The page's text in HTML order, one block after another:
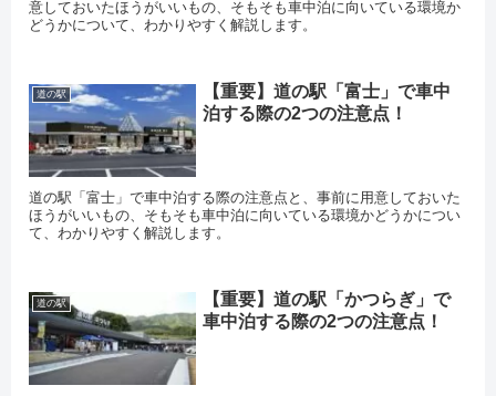
意しておいたほうがいいもの、そもそも車中泊に向いている環境か
どうかについて、わかりやすく解説します。
道の駅
【重要】道の駅「富士」で車中
泊する際の2つの注意点！
道の駅「富士」で車中泊する際の注意点と、事前に用意しておいた
ほうがいいもの、そもそも車中泊に向いている環境かどうかについ
て、わかりやすく解説します。
道の駅
【重要】道の駅「かつらぎ」で
車中泊する際の2つの注意点！